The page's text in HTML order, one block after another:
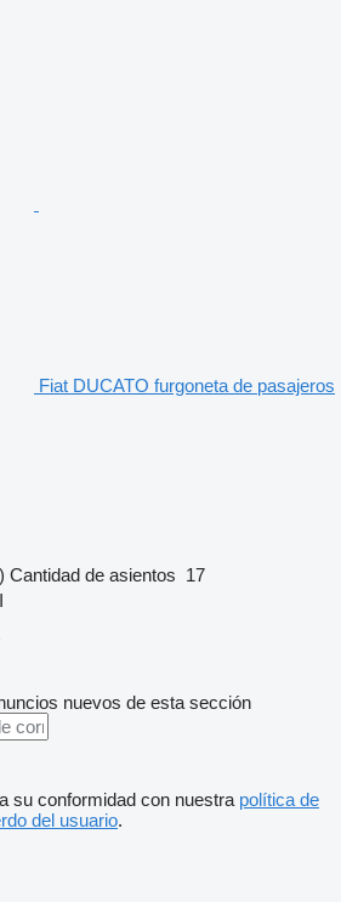
Fiat DUCATO furgoneta de pasajeros
Cantidad de asientos 17
nuevos de esta sección
su conformidad con nuestra política de
del usuario.